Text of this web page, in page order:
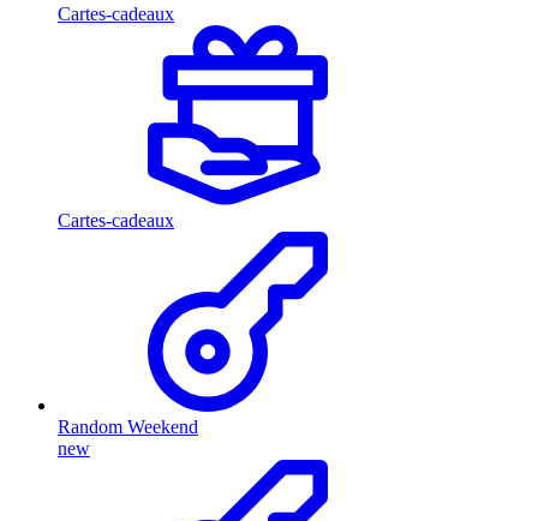
Cartes-cadeaux
Cartes-cadeaux
Random Weekend
new